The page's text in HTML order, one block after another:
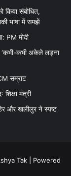
किया संबोधित,
भाषा में समझें
PM मोदी
‘कभी-कभी अकेले लड़ना
सम्राट
मंत्री
और खलीलुर ने स्पष्ट
Tak| Powered